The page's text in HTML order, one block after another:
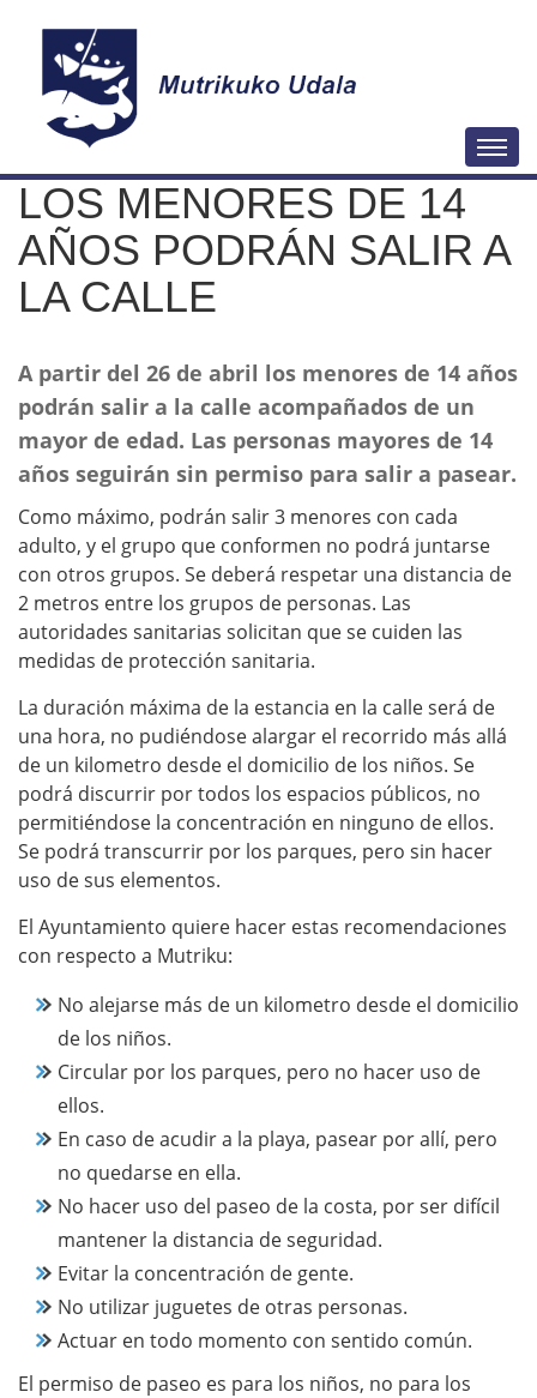
a
LOS MENORES DE 14
AÑOS PODRÁN SALIR A
LA CALLE
A partir del 26 de abril los menores de 14 años
podrán salir a la calle acompañados de un
mayor de edad. Las personas mayores de 14
años seguirán sin permiso para salir a pasear.
Como máximo, podrán salir 3 menores con cada
adulto, y el grupo que conformen no podrá juntarse
con otros grupos. Se deberá respetar una distancia de
2 metros entre los grupos de personas. Las
autoridades sanitarias solicitan que se cuiden las
medidas de protección sanitaria.
La duración máxima de la estancia en la calle será de
una hora, no pudiéndose alargar el recorrido más allá
de un kilometro desde el domicilio de los niños. Se
podrá discurrir por todos los espacios públicos, no
permitiéndose la concentración en ninguno de ellos.
Se podrá transcurrir por los parques, pero sin hacer
uso de sus elementos.
El Ayuntamiento quiere hacer estas recomendaciones
con respecto a Mutriku:
No alejarse más de un kilometro desde el domicilio
de los niños.
Circular por los parques, pero no hacer uso de
ellos.
En caso de acudir a la playa, pasear por allí, pero
no quedarse en ella.
No hacer uso del paseo de la costa, por ser difícil
mantener la distancia de seguridad.
Evitar la concentración de gente.
No utilizar juguetes de otras personas.
Actuar en todo momento con sentido común.
El permiso de paseo es para los niños, no para los